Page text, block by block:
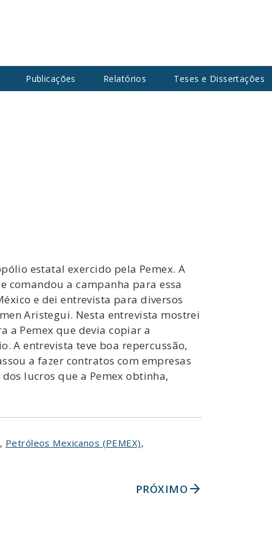
Publicações Relatórios Teses e Dissertações
estatal exercido pela Pemex. A
comandou a campanha para essa
e dei entrevista para diversos
Aristegui. Nesta entrevista mostrei
Pemex que devia copiar a
A entrevista teve boa repercussão,
a fazer contratos com empresas
lucros que a Pemex obtinha,
, Petróleos Mexicanos (PEMEX),
PRÓXIMO arrow_forward